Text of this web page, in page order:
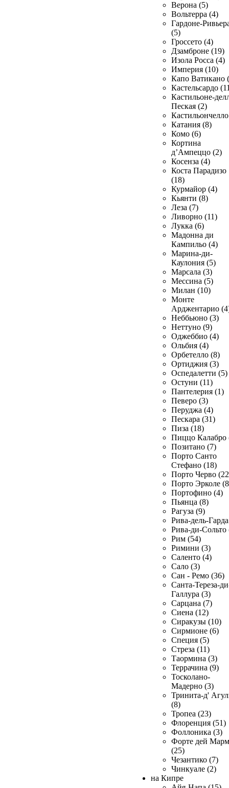
Верона (5)
Вольтерра (4)
Гардоне-
(5)
Гроссето (4)
Дзамброне (19)
Изола Росса (4)
Империя (10)
Капо Ватикано
Кастельсардо
Кастильоне-
Пеская (2)
Катания (8)
Комо (6)
Кортина
д’Ампеццо (2)
Косенза (4)
Коста Парадизо
(18)
Курмайор (4)
Кьянти (8)
Леза (7)
Ливорно (11)
Лукка (6)
Мадонна ди
Кампильо (4)
Марина-ди-
Каулония (5)
Марсала (3)
Мессина (5)
Милан (10)
Монте
Арджентарио
Неббьюно (3)
Неттуно (9)
Оджеббио (4)
Ольбия (4)
Орбетелло (8)
Ортиджия (3)
Оспедалетти (5)
Остуни (11)
Пантелерия (1)
Певеро (3)
Перуджа (4)
Пескара (31)
Пиза (18)
Пиццо Калабро
Позитано (7)
Порто Санто
Стефано (18)
Порто Черво
Порто Эрколе
Портофино (4)
Пьянца (8)
Рагуза (9)
Рива-дель-
Рива-ди-Сольто
Рим (54)
Римини (3)
Саленто (4)
Сало (3)
Сан - Ремо (36)
Санта-Тереза-
Галлура (3)
Сарцана (7)
Сиена (12)
Сиракузы (10)
Сирмионе (6)
Специя (5)
Стреза (11)
Таормина (3)
Террачина (9)
Тосколано-
Мадерно (3)
Тринита-д'
(8)
Тропеа (23)
Флоренция (51)
Фоллоника (3)
Форте дей
(25)
Чезантико (7)
Чинкуале (2)
на Кипре